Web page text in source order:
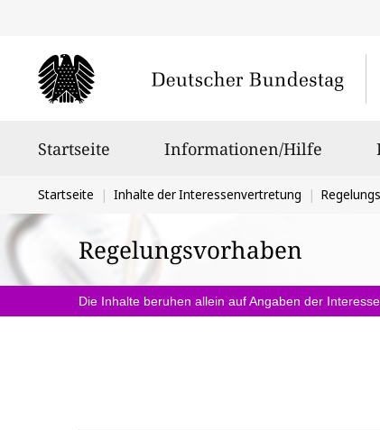
Startseite Informationen/Hilfe
Sie
befinden
sich
hier:
Startseite Inhalte der Interessenvertretung
Regelungsvorhaben
Die Inhalte beruhen allein auf Angaben der